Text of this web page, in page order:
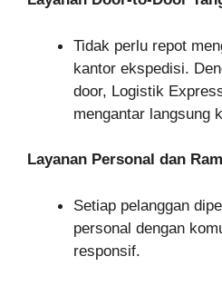
Tidak perlu repot
kantor ekspedisi.
door, Logistik
mengantar langsung
Layanan Personal dan
Setiap pelanggan
personal dengan
responsif.